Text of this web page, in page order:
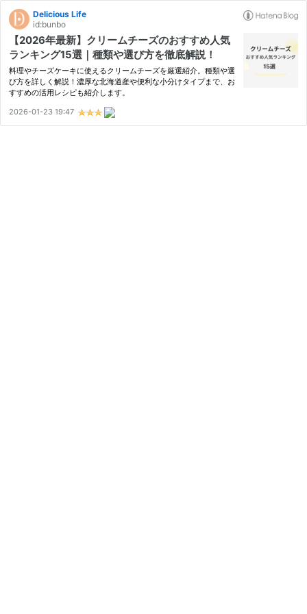
Delicious Life
id:bunbo
【2026年最新】クリームチーズのおすすめ人気
ランキング15選｜種類や選び方を徹底解説！
料理やチーズケーキに使えるクリームチーズを厳選紹介。種類や選
び方を詳しく解説！濃厚な北海道産や便利な小分けタイプまで、お
すすめの活用レシピも紹介します。
2026-01-23 19:47